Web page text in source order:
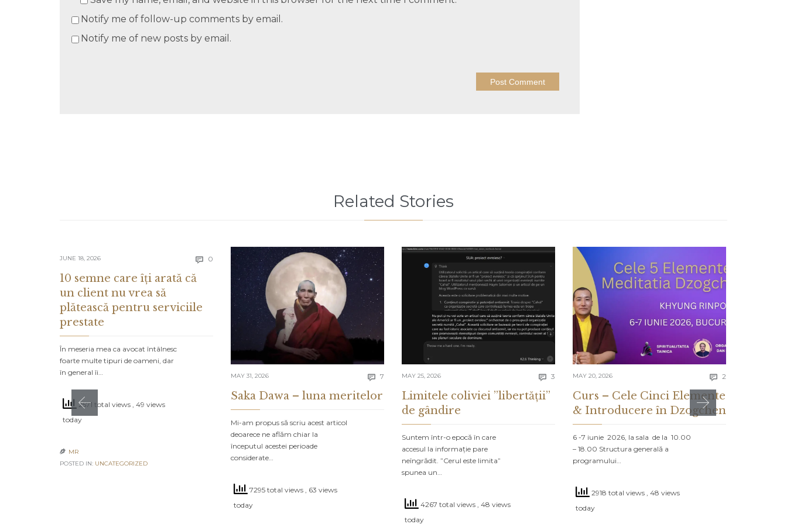
Notify me of follow-up comments by email.
Notify me of new posts by email.
Related Stories
JUNE 18, 2026  0 Comments
10 semne care îți arată că
un client nu vrea să
plătească pentru serviciile
prestate
În meseria mea ca avocat întâlnesc
foarte multe tipuri de oameni, dar
în general îi…
2571 total views , 49 views
today
 MR
POSTED IN: UNCATEGORIZED
MAY 31, 2026  7 Comments
Saka Dawa – luna meritelor
Mi-am propus să scriu acest articol
deoarece ne aflăm chiar la
începutul acestei perioade
considerate…
7295 total views , 63 views
today
MAY 25, 2026  3 Comments
Limitele coliviei ”libertății”
de gândire
Suntem într-o epocă în care
accesul la informație pare
neîngrădit. ”Cerul este limita”
spunea un…
4267 total views , 48 views
today
MAY 20, 2026  2
Curs – Cele Cinci Elemente
& Introducere în Dzogchen
6 -7 iunie 2026, la sala de la 10.00
– 18.00 Structura generală a
programului…
2918 total views , 48 views
today